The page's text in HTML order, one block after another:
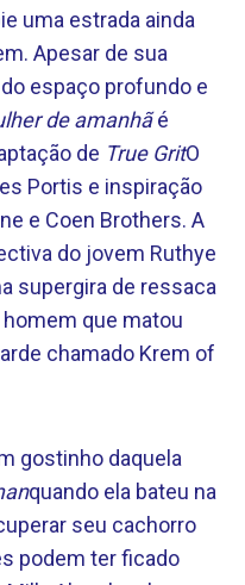
uma estrada ainda
Apesar de sua
espaço profundo e
de amanhãé
de True GritO
Portis e inspiração
e Coen Brothers. A
do jovem Ruthye
supergira de ressaca
homem que matou
chamado Krem of
gostinho daquela
quando ela bateu na
seu cachorro
podem ter ficado